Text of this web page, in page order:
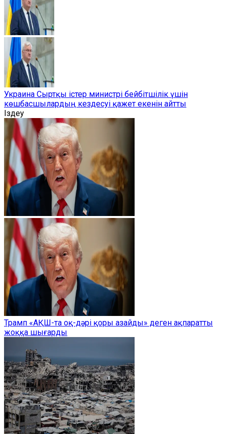
Украина Сыртқы істер министрі бейбітшілік үшін
көшбасшылардың кездесуі қажет екенін айтты
Іздеу
Трамп «АҚШ-та оқ-дәрі қоры азайды» деген ақпаратты
жоққа шығарды